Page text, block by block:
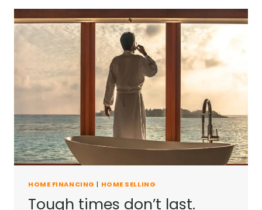
YOU’RE
HALFWAY
THERE.
HOME FINANCING | HOME SELLING
Tough times don’t last.